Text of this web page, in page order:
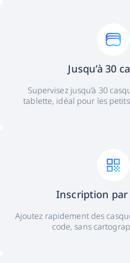
Jusqu’à 30
Supervisez jusqu’à 30
tablette, idéal pour les
Inscription par
Ajoutez rapidement des
code, sans